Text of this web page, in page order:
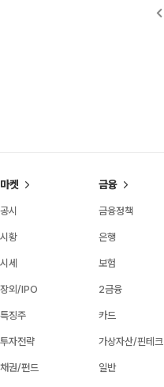
마켓
공시
시황
시세
장외/IPO
특징주
투자전략
채권/펀드
금융
금융정책
은행
보험
2금융
카드
가상자산/핀테크
일반